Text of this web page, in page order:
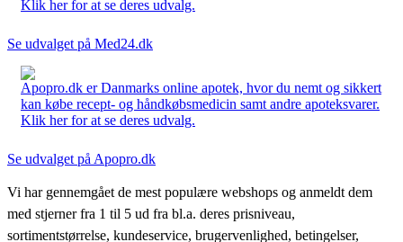
Klik her for at se deres udvalg.
Se udvalget på Med24.dk
Apopro.dk er Danmarks online apotek, hvor du nemt og sikkert
kan købe recept- og håndkøbsmedicin samt andre apoteksvarer.
Klik her for at se deres udvalg.
Se udvalget på Apopro.dk
Vi har gennemgået de mest populære webshops og anmeldt dem
med stjerner fra 1 til 5 ud fra bl.a. deres prisniveau,
sortimentstørrelse, kundeservice, brugervenlighed, betingelser,